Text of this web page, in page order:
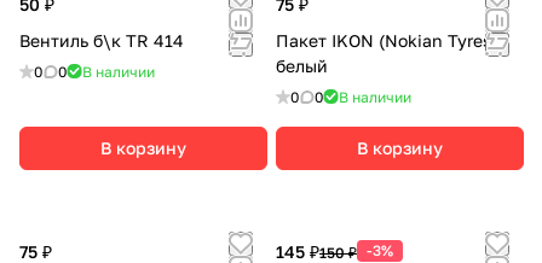
Вентиль б\к TR 414
0 0 В наличии
В корзину
Пакет IKON (Nokian Tyres)
белый
0 0 В наличии
В корзину
75 ₽
145 ₽150 ₽ -3%